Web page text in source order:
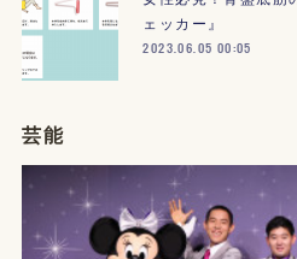
ェッカー』
2023.06.05 00:05
芸能